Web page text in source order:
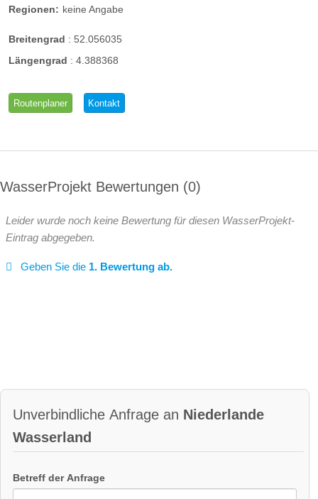
Regionen: keine Angabe
Breitengrad : 52.056035
Längengrad : 4.388368
Routenplaner Kontakt
WasserProjekt Bewertungen 0
Leider wurde noch keine Bewertung für diesen WasserProjekt-
Eintrag abgegeben.
Geben Sie die 1. Bewertung ab.
Unverbindliche Anfrage an Niederlande
Wasserland
Betreff der Anfrage